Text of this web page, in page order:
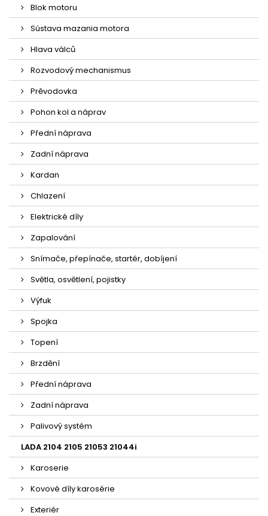
Blok motoru
Sústava mazania motora
Hlava válců
Rozvodový mechanismus
Prěvodovka
Pohon kol a náprav
Přední náprava
Zadní náprava
Kardan
Chlazení
Elektrické díly
Zapalování
Snímače, přepínače, startér, dobíjení
Světla, osvětlení, pojistky
Výfuk
Spojka
Topení
Brzdění
Přední náprava
Zadní náprava
Palivový systém
LADA 2104 2105 21053 21044i
Karoserie
Kovové díly karosérie
Exteriér